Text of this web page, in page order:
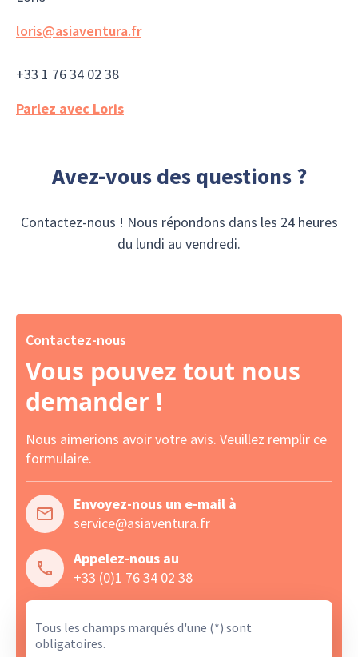
loris@asiaventura.fr
+33 1 76 34 02 38
Parlez avec Loris
Avez-vous des questions ?
Contactez-nous ! Nous répondons dans les 24 heures
du lundi au vendredi.
Contactez-nous
Vous pouvez tout nous
demander !
Nous aimerions avoir votre avis. Veuillez remplir ce
formulaire.
Envoyez-nous un e-mail à
service@asiaventura.fr
Appelez-nous au
+33 (0)1 76 34 02 38
Tous les champs marqués d'une (*) sont
obligatoires.